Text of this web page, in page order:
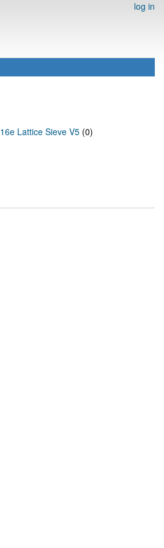
log in
16e Lattice Sieve V5 (0)